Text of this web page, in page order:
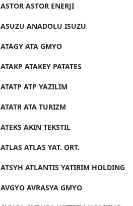
ASTOR ASTOR ENERJI
ASUZU ANADOLU ISUZU
ATAGY ATA GMYO
ATAKP ATAKEY PATATES
ATATP ATP YAZILIM
ATATR ATA TURIZM
ATEKS AKIN TEKSTIL
ATLAS ATLAS YAT. ORT.
ATSYH ATLANTIS YATIRIM HOLDING
AVGYO AVRASYA GMYO